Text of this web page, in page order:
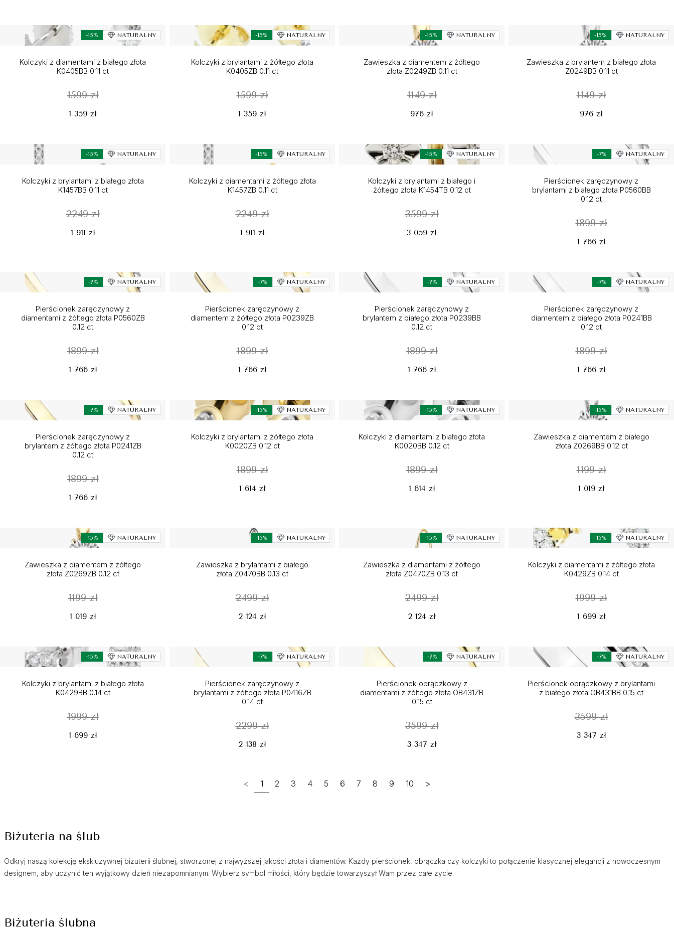
-15% NATURALNY
Kolczyki z diamentami z białego złota
K0405BB 0.11 ct
1599 zł
1 359 zł
-15% NATURALNY
Kolczyki z brylantami z żółtego złota
K0405ZB 0.11 ct
1599 zł
1 359 zł
-15% NATURALNY
Zawieszka z diamentem z żółtego
złota Z0249ZB 0.11 ct
1149 zł
976 zł
-15% NATURALNY
Zawieszka z brylantem z białego złota
Z0249BB 0.11 ct
1149 zł
976 zł
-15% NATURALNY
Kolczyki z brylantami z białego złota
K1457BB 0.11 ct
2249 zł
1 911 zł
-15% NATURALNY
Kolczyki z diamentami z żółtego złota
K1457ZB 0.11 ct
2249 zł
1 911 zł
-15% NATURALNY
Kolczyki z brylantami z białego i
żółtego złota K1454TB 0.12 ct
3599 zł
3 059 zł
-7% NATURALNY
Pierścionek zaręczynowy z
brylantami z białego złota P0560BB
0.12 ct
1899 zł
1 766 zł
-7% NATURALNY
Pierścionek zaręczynowy z
diamentami z żółtego złota P0560ZB
0.12 ct
1899 zł
1 766 zł
-7% NATURALNY
Pierścionek zaręczynowy z
diamentem z żółtego złota P0239ZB
0.12 ct
1899 zł
1 766 zł
-7% NATURALNY
Pierścionek zaręczynowy z
brylantem z białego złota P0239BB
0.12 ct
1899 zł
1 766 zł
-7% NATURALNY
Pierścionek zaręczynowy z
diamentem z białego złota P0241BB
0.12 ct
1899 zł
1 766 zł
-7% NATURALNY
Pierścionek zaręczynowy z
brylantem z żółtego złota P0241ZB
0.12 ct
1899 zł
1 766 zł
-15% NATURALNY
Kolczyki z brylantami z żółtego złota
K0020ZB 0.12 ct
1899 zł
1 614 zł
-15% NATURALNY
Kolczyki z diamentami z białego złota
K0020BB 0.12 ct
1899 zł
1 614 zł
-15% NATURALNY
Zawieszka z diamentem z białego
złota Z0269BB 0.12 ct
1199 zł
1 019 zł
-15% NATURALNY
Zawieszka z diamentem z żółtego
złota Z0269ZB 0.12 ct
1199 zł
1 019 zł
-15% NATURALNY
Zawieszka z brylantami z białego
złota Z0470BB 0.13 ct
2499 zł
2 124 zł
-15% NATURALNY
Zawieszka z diamentami z żółtego
złota Z0470ZB 0.13 ct
2499 zł
2 124 zł
-15% NATURALNY
Kolczyki z diamentami z żółtego złota
K0429ZB 0.14 ct
1999 zł
1 699 zł
-15% NATURALNY
Kolczyki z brylantami z białego złota
K0429BB 0.14 ct
1999 zł
1 699 zł
-7% NATURALNY
Pierścionek zaręczynowy z
brylantami z żółtego złota P0416ZB
0.14 ct
2299 zł
2 138 zł
-7% NATURALNY
Pierścionek obrączkowy z
diamentami z żółtego złota OB431ZB
0.15 ct
3599 zł
3 347 zł
-7% NATURALNY
Pierścionek obrączkowy z brylantami
z białego złota OB431BB 0.15 ct
3599 zł
3 347 zł
< 1 2 3 4 5 6 7 8 9 10 >
Biżuteria na ślub
Odkryj naszą kolekcję ekskluzywnej biżuterii ślubnej, stworzonej z najwyższej jakości złota i diamentów. Każdy pierścionek, obrączka czy kolczyki to połączenie klasycznej elegancji z nowoczesnym
designem, aby uczynić ten wyjątkowy dzień niezapomnianym. Wybierz symbol miłości, który będzie towarzyszył Wam przez całe życie.
Biżuteria ślubna